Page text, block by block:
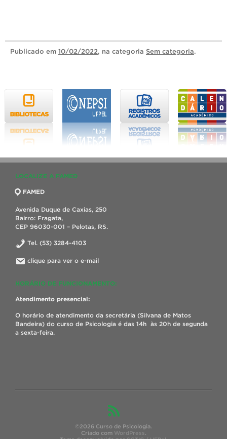
Publicado em 10/02/2022, na categoria Sem categoria.
LOCALIZE A FAMED
FAMED
Avenida Duque de Caxias, 250
Bairro: Fragata,
CEP 96030-001 – Pelotas, RS.
Tel. (53) 3284-4103
clique para ver o e-mail
HORÁRIO DE FUNCIONAMENTO:
Atendimento presencial:
O horário de atendimento da secretária (Silvana de Matos
Bandeira) do curso de Psicologia é das 14h às 20h de segunda
a sexta-feira.
©2026 Curso de Psicologia.
Criado com WordPress.